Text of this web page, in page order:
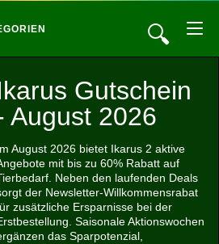
🔍
Gutschein
August 2026
August 2026 bietet Ikarus 2 aktive
mit bis zu 60% Rabatt auf
Neben den laufenden Deals
der Newsletter-Willkommensrabat
zusätzliche Ersparnisse bei der
Saisonale Aktionswochen
das Sparpotenzial,